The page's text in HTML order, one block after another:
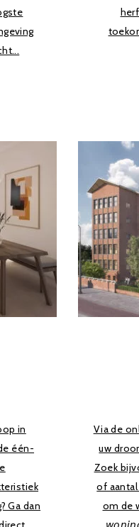
in
één-
Ga dan
Via de
uw
Zoek
of aantal
om de